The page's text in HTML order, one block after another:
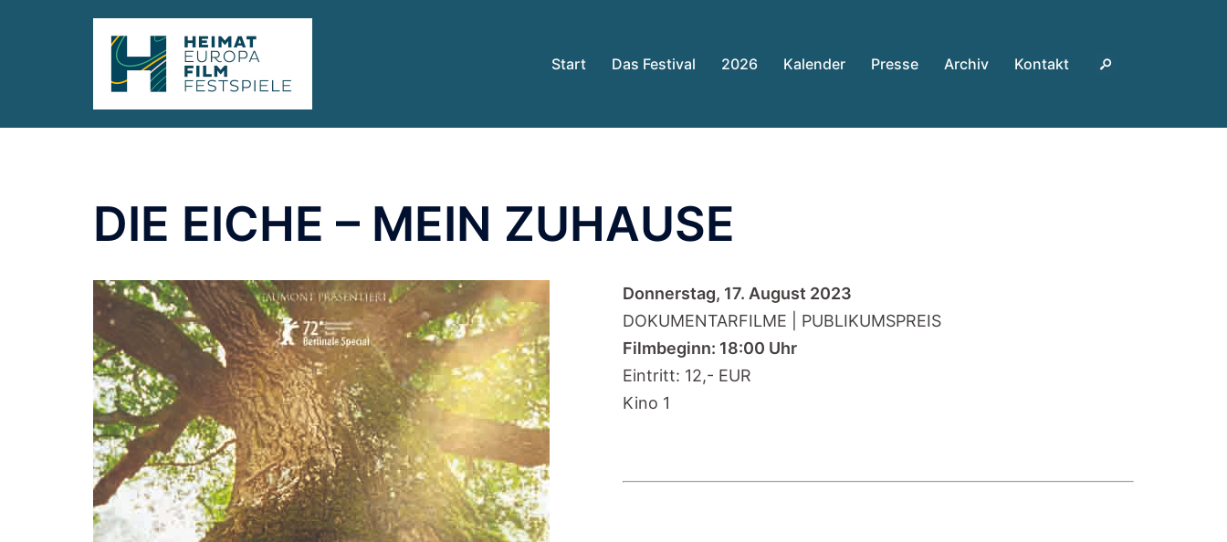
Start Das Festival 2026 Kalender Presse Archiv Kontakt
DIE EICHE – MEIN ZUHAUSE
Donnerstag, 17. August 2023
DOKUMENTARFILME | PUBLIKUMSPREIS
Filmbeginn: 18:00 Uhr
Eintritt: 12,- EUR
Kino 1